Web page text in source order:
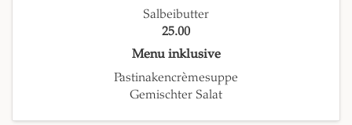
Salbeibutter
25.00
Menu inklusive
Pastinakencrèmesuppe
Gemischter Salat